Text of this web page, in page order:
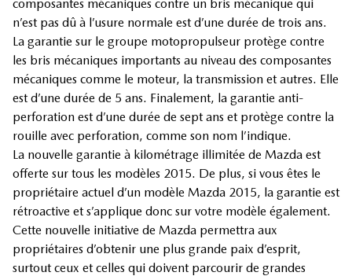
composantes mécaniques contre un bris mécanique qui
n’est pas dû à l’usure normale est d’une durée de trois ans.
La garantie sur le groupe motopropulseur protège contre
les bris mécaniques importants au niveau des composantes
mécaniques comme le moteur, la transmission et autres. Elle
est d’une durée de 5 ans. Finalement, la garantie anti-
perforation est d’une durée de sept ans et protège contre la
rouille avec perforation, comme son nom l’indique.
La nouvelle garantie à kilométrage illimitée de Mazda est
offerte sur tous les modèles 2015. De plus, si vous êtes le
propriétaire actuel d’un modèle Mazda 2015, la garantie est
rétroactive et s’applique donc sur votre modèle également.
Cette nouvelle initiative de Mazda permettra aux
propriétaires d’obtenir une plus grande paix d’esprit,
surtout ceux et celles qui doivent parcourir de grandes